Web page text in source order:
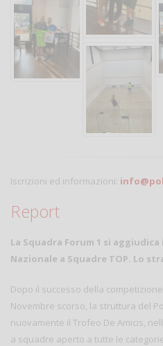
Iscrizioni ed informazioni:
Report
La Squadra Forum 1 si aggiudica
Nazionale a Squadre TOP. Lo
Dopo il successo della
Novembre scorso, la struttura del
nuovamente il Trofeo De Amicis,
a squadre aperto a tutte le